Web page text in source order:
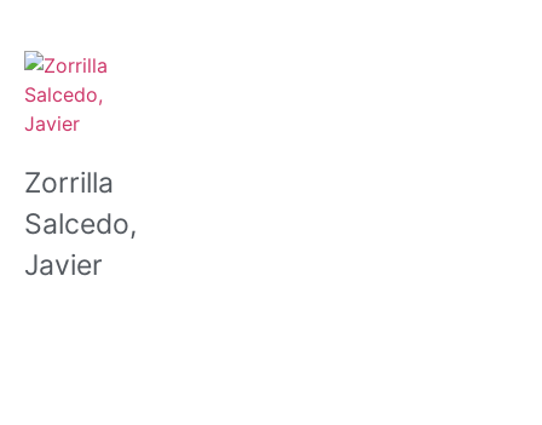
Zorrilla
Salcedo,
Javier